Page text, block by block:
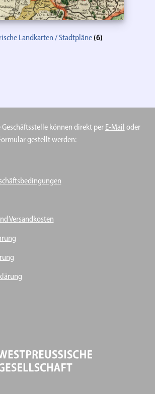
Landkarten / Stadtpläne (6)
können direkt per E-Mail oder
gestellt werden:
Versandkosten